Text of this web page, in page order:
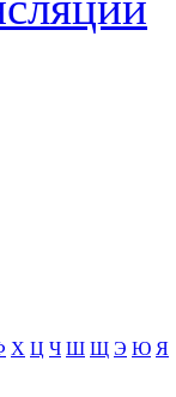
Х Ц Ч Ш Щ Э Ю Я